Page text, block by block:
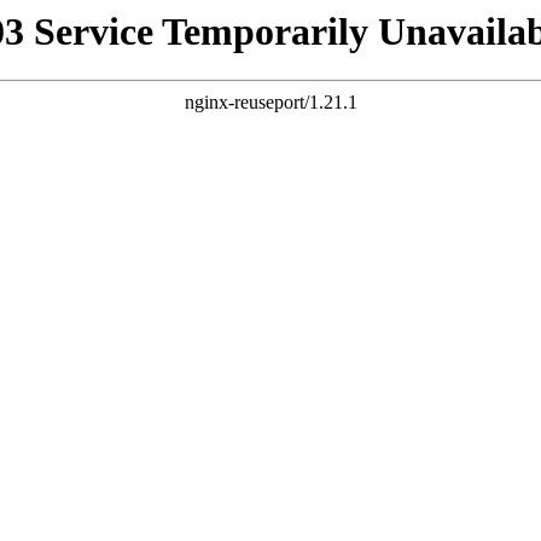
Service Temporarily
nginx-reuseport/1.21.1